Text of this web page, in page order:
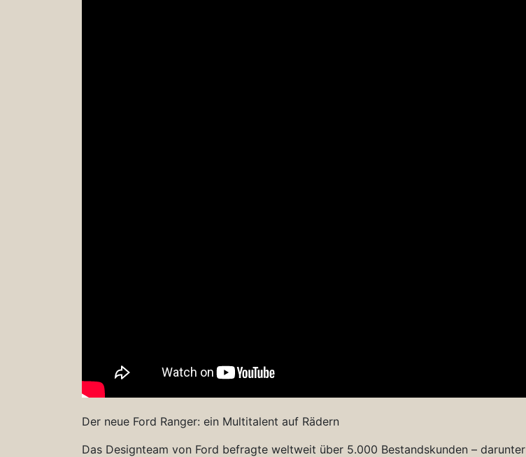
Der neue Ford Ranger: ein Multitalent auf Rädern
Das Designteam von Ford befragte weltweit über 5.000 Bestandskunden – darunter